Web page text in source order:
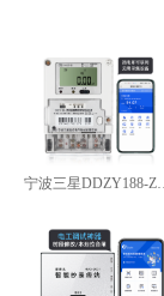
宁波三星DDZY188-Z